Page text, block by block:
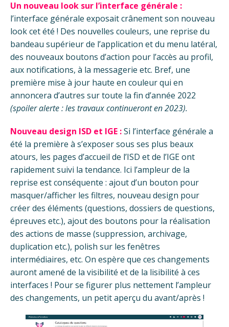
Un nouveau look sur l’interface générale :
l’interface générale exposait crânement son nouveau
look cet été ! Des nouvelles couleurs, une reprise du
bandeau supérieur de l’application et du menu latéral,
des nouveaux boutons d’action pour l’accès au profil,
aux notifications, à la messagerie etc. Bref, une
première mise à jour haute en couleur qui en
annoncera d’autres sur toute la fin d’année 2022
(spoiler alerte : les travaux continueront en 2023).
Nouveau design ISD et IGE :Si l’interface générale a
été la première à s’exposer sous ses plus beaux
atours, les pages d’accueil de l’ISD et de l’IGE ont
rapidement suivi la tendance. Ici l’ampleur de la
reprise est conséquente : ajout d’un bouton pour
masquer/afficher les filtres, nouveau design pour
créer des éléments (questions, dossiers de questions,
épreuves etc.), ajout des boutons pour la réalisation
des actions de masse (suppression, archivage,
duplication etc.), polish sur les fenêtres
intermédiaires, etc. On espère que ces changements
auront amené de la visibilité et de la lisibilité à ces
interfaces ! Pour se figurer plus nettement l’ampleur
des changements, un petit aperçu du avant/après !